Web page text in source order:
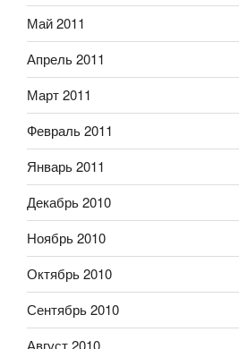
Май 2011
Апрель 2011
Март 2011
Февраль 2011
Январь 2011
Декабрь 2010
Ноябрь 2010
Октябрь 2010
Сентябрь 2010
Август 2010